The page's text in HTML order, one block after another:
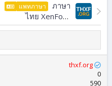
แพทภาษา
ภาษา
ไทย XenForo
Media Gallery 2.2.x
thxf.org
0
590